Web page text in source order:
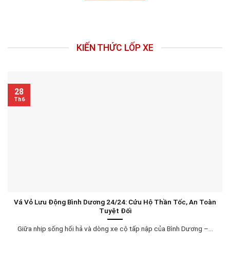
KIẾN THỨC LỐP XE
Vá Vỏ Lưu Động Bình Dương 24/24: Cứu Hộ Thần Tốc, An Toàn
Tuyệt Đối
Giữa nhịp sống hối hả và dòng xe cộ tấp nập của Bình Dương –...
28
Th6